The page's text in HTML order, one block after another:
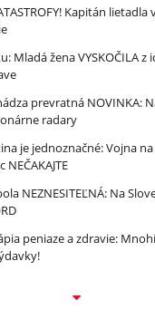
Kapitán
Mladá žena VYSKOČILA z
prevratná NOVINKA:
radary
je jednoznačné: Vojna
NEZNESITEĽNÁ: Na
peniaze a zdravie: Mnohí